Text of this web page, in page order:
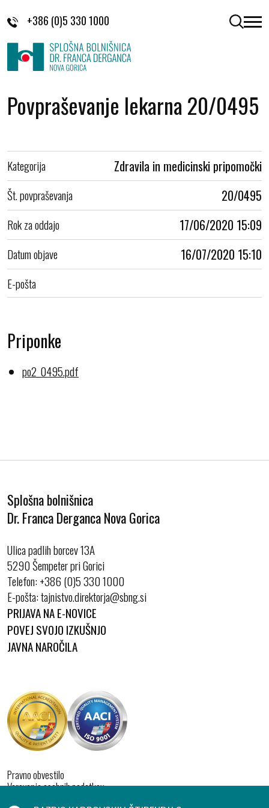
+386 (0)5 330 1000 odpri
Povpraševanje lekarna 20/0495
Kategorija Zdravila in medicinski pripomočki
Št. povpraševanja 20/0495
Rok za oddajo 17/06/2020 15:09
Datum objave 16/07/2020 15:10
E-pošta
Priponke
po2_0495.pdf
Splošna bolnišnica
Dr. Franca Derganca Nova Gorica
Ulica padlih borcev 13A
5290 Šempeter pri Gorici
Telefon:+386 (0)5 330 1000
E-pošta:
PRIJAVA NA E-NOVICE
POVEJ SVOJO IZKUŠNJO
JAVNA NAROČILA
Pravno obvestilo
Varovanje osebnih podatkov